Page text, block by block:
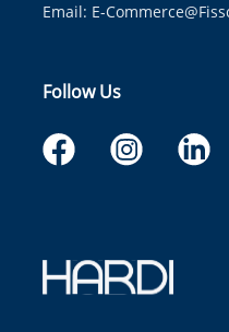
Email: E-
Follow Us